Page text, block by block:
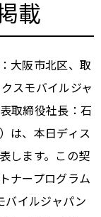
載
大阪市北区、取
スモバイルジャ
取締役社長：石
は、本日ディス
します。この契
ナープログラム
バイルジャパン